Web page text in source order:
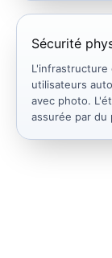
Sécurité
utilisateurs
avec photo.
assurée par du